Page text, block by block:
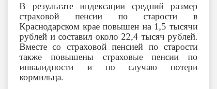
В результате индексации средний размер
страховой пенсии по старости в
Краснодарском крае повышен на 1,5 тысячи
рублей и составил около 22,4 тысяч рублей.
Вместе со страховой пенсией по старости
также повышены страховые пенсии по
инвалидности и по случаю потери
кормильца.